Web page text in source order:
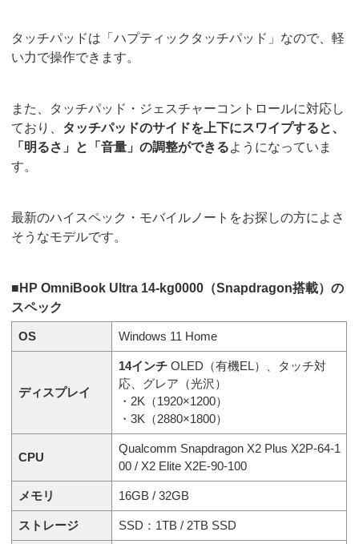
タッチパッドは「ハプティックタッチパッド」なので、軽
い力で操作できます。
また、タッチパッド・ジェスチャーコントロールに対応し
ており、 タッチパッドのサイドを上下にスワイプすると、
「明るさ」と「音量」の調整ができるようになっていま
す。
最新のハイスペック・モバイルノートをお探しの方によさ
そうなモデルです。
■HP OmniBook Ultra 14-kg0000（Snapdragon搭載）の
スペック
OS Windows 11 Home
ディスプレイ
14インチOLED（有機EL）、タッチ対
応、グレア（光沢）
・2K（1920×1200）
・3K（2880×1800）
CPU
Qualcomm Snapdragon X2 Plus X2P-64-1
00 / X2 Elite X2E-90-100
メモリ 16GB / 32GB
ストレージ SSD：1TB / 2TB SSD